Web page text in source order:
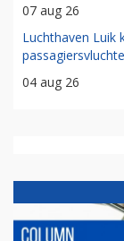
07 aug 26
Luchthaven Luik
04 aug 26